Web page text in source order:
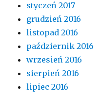
styczeń 2017
grudzień 2016
listopad 2016
październik 2016
wrzesień 2016
sierpień 2016
lipiec 2016